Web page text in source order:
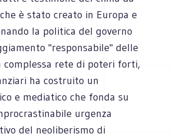
è stato creato in Europa e
la politica del governo
"responsabile" delle
complessa rete di poteri forti,
ha costruito un
e mediatico che fonda su
urgenza
del neoliberismo di